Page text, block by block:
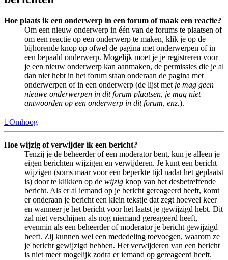
Hoe plaats ik een onderwerp in een forum of maak een reactie?
Om een nieuw onderwerp in één van de forums te plaatsen of
om een reactie op een onderwerp te maken, klik je op de
bijhorende knop op ofwel de pagina met onderwerpen of in
een bepaald onderwerp. Mogelijk moet je je registreren voor
je een nieuw onderwerp kan aanmaken, de permissies die je al
dan niet hebt in het forum staan onderaan de pagina met
onderwerpen of in een onderwerp (de lijst met je mag geen
nieuwe onderwerpen in dit forum plaatsen, je mag niet
antwoorden op een onderwerp in dit forum, enz.).
Omhoog
Hoe wijzig of verwijder ik een bericht?
Tenzij je de beheerder of een moderator bent, kun je alleen je
eigen berichten wijzigen en verwijderen. Je kunt een bericht
wijzigen (soms maar voor een beperkte tijd nadat het geplaatst
is) door te klikken op de wijzig knop van het desbetreffende
bericht. Als er al iemand op je bericht gereageerd heeft, komt
er onderaan je bericht een klein tekstje dat zegt hoeveel keer
en wanneer je het bericht voor het laatst je gewijzigd hebt. Dit
zal niet verschijnen als nog niemand gereageerd heeft,
evenmin als een beheerder of moderator je bericht gewijzigd
heeft. Zij kunnen wel een mededeling toevoegen, waarom ze
je bericht gewijzigd hebben. Het verwijderen van een bericht
is niet meer mogelijk zodra er iemand op gereageerd heeft.